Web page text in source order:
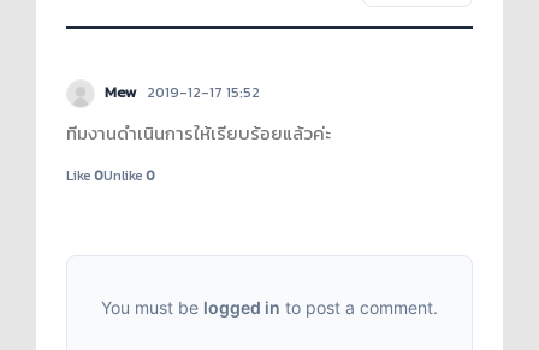
Mew 2019-12-17 15:52
ทีมงานดำเนินการให้เรียบร้อยแล้วค่ะ
Like0Unlike0
You must be logged in to post a comment.